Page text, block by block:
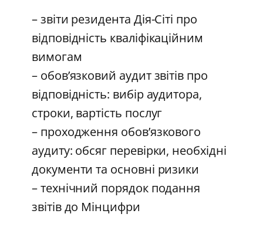
– звіти резидента Дія-Сіті про
відповідність кваліфікаційним
вимогам
– обов’язковий аудит звітів про
відповідність: вибір аудитора,
строки, вартість послуг
– проходження обов’язкового
аудиту: обсяг перевірки, необхідні
документи та основні ризики
– технічний порядок подання
звітів до Мінцифри